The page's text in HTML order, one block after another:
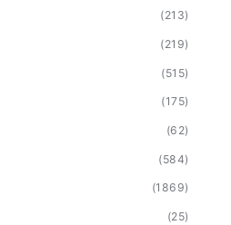
(213)
(219)
(515)
(175)
(62)
(584)
(1869)
(25)